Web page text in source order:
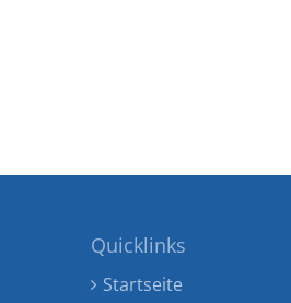
Quicklinks
Startseite